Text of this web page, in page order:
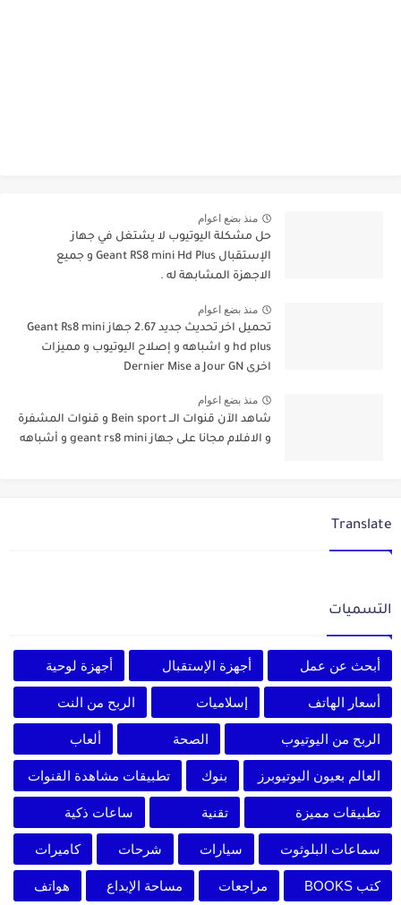
منذ بضع اعوام
حل مشكلة اليوتيوب لا يشتغل في جهاز
الإستقبال Geant RS8 mini Hd Plus و جميع
الاجهزة المشابهة له .
منذ بضع اعوام
تحميل اخر تحديث جديد 2.67 جهاز Geant Rs8 mini
hd plus و اشباهه و إصلاح اليوتيوب و مميزات
اخرى Dernier Mise a Jour GN
منذ بضع اعوام
شاهد الآن قنوات الــ Bein sport و قنوات المشفرة
و الافلام مجانا على جهاز geant rs8 mini و أشباهه
Translate
التسميات
أبحث عن عمل أجهزة الإستقبال أجهزة لوحية
أسعار الهاتف إسلاميات الربح من النت
الربح من اليوتيوب الصحة ألعاب
العالم بعيون اليوتيوبرز بنوك تطبيقات مشاهدة القنوات
تطبيقات مميزة تقنية ساعات ذكية
سماعات البلوثوت سيارات شرحات كاميرات
كتب BOOKS مراجعات مساحة الإبداع هواتف